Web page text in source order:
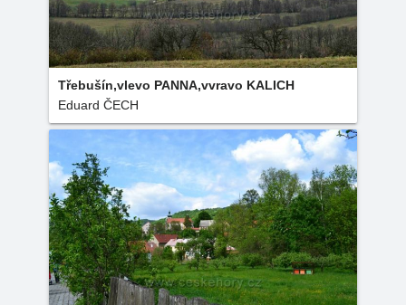
Třebušín,vlevo PANNA,vvravo KALICH
Eduard ČECH